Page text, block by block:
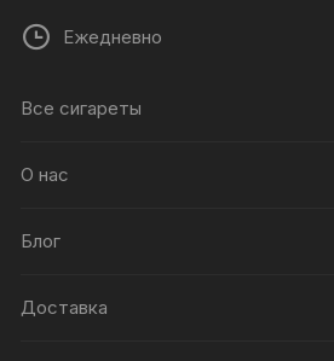
Ежедневно
Все сигареты
О нас
Блог
Доставка